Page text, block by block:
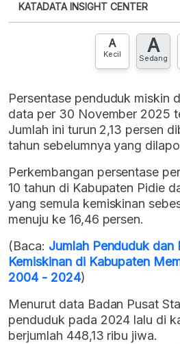
XLS
punya akun?Silakan Daftar
KATADATA INSIGHT CENTER
Hubungi sekarang »
A
Kecil A
Sedang
Persentase penduduk miskin
data per 30 November 2025
Jumlah ini turun 2,13 persen
tahun sebelumnya yang
Perkembangan persentase
10 tahun di Kabupaten Pidie
yang semula kemiskinan
menuju ke 16,46 persen.
(Baca: Jumlah Penduduk dan
Kemiskinan di Kabupaten
2004 - 2024)
Menurut data Badan Pusat
penduduk pada 2024 lalu di
berjumlah 448,13 ribu jiwa.